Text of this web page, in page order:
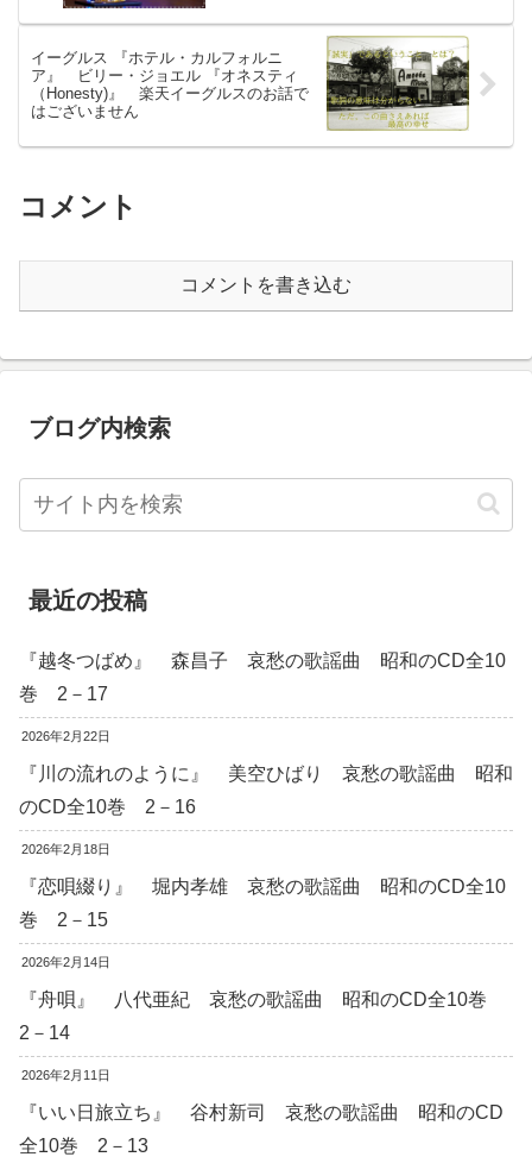
イーグルス 『ホテル・カルフォルニ
ア』 ビリー・ジョエル 『オネスティ
（Honesty)』 楽天イーグルスのお話で
はございません
コメント
コメントを書き込む
ブログ内検索
最近の投稿
『越冬つばめ』 森昌子 哀愁の歌謡曲 昭和のCD全10
巻 2－17
2026年2月22日
『川の流れのように』 美空ひばり 哀愁の歌謡曲 昭和
のCD全10巻 2－16
2026年2月18日
『恋唄綴り』 堀内孝雄 哀愁の歌謡曲 昭和のCD全10
巻 2－15
2026年2月14日
『舟唄』 八代亜紀 哀愁の歌謡曲 昭和のCD全10巻
2－14
2026年2月11日
『いい日旅立ち』 谷村新司 哀愁の歌謡曲 昭和のCD
全10巻 2－13